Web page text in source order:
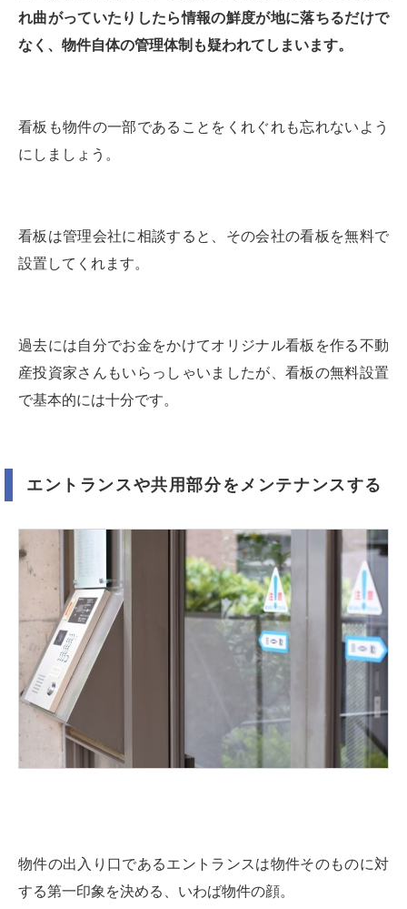
れ曲がっていたりしたら情報の鮮度が地に落ちるだけで
なく、物件自体の管理体制も疑われてしまいます。
看板も物件の一部であることをくれぐれも忘れないよう
にしましょう。
看板は管理会社に相談すると、その会社の看板を無料で
設置してくれます。
過去には自分でお金をかけてオリジナル看板を作る不動
産投資家さんもいらっしゃいましたが、看板の無料設置
で基本的には十分です。
エントランスや共用部分をメンテナンスする
物件の出入り口であるエントランスは物件そのものに対
する第一印象を決める、いわば物件の顔。